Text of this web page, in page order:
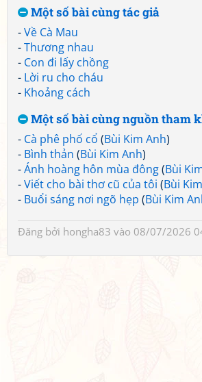
Một số bài cùng tác giả
-Về Cà Mau
-Thương nhau
- Con đi lấy chồng
- Lời ru cho cháu
- Khoảng cách
Một số bài cùng nguồn tham
- Cà phê phố cổ (Bùi Kim Anh)
- Bình thản (Bùi Kim Anh)
-Ánh hoàng hôn mùa đông(Bùi
-Viết cho bài thơ cũ của tôi (Bùi
- Buổi sáng nơi ngõ hẹp (Bùi Kim
Đăng bởi hongha83 vào 08/07/2026